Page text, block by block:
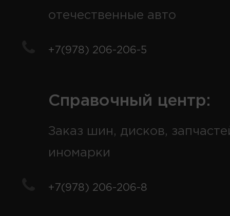
отечественные авто
+7(978) 206-206-5
Справочный центр:
Заказ шин, дисков,
иномарки
+7(978) 206-206-8